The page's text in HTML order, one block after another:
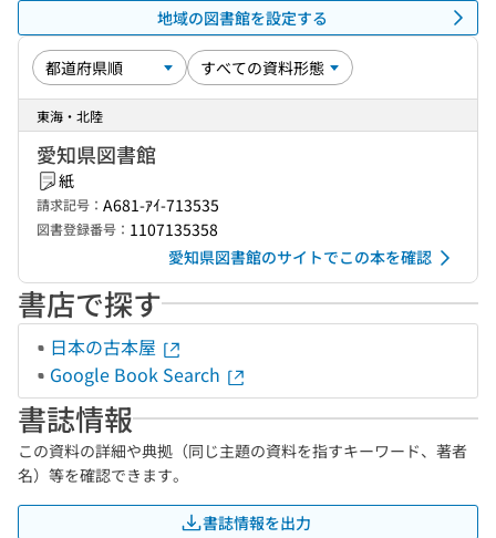
地域の図書館を設定する
東海・北陸
愛知県図書館
紙
請求記号： A681-ｱｲ-713535
図書登録番号： 1107135358
愛知県図書館のサイトでこの本を確認
書店で探す
日本の古本屋
Google Book Search
書誌情報
この資料の詳細や典拠（同じ主題の資料を指すキーワード、著者
名）等を確認できます。
書誌情報を出力